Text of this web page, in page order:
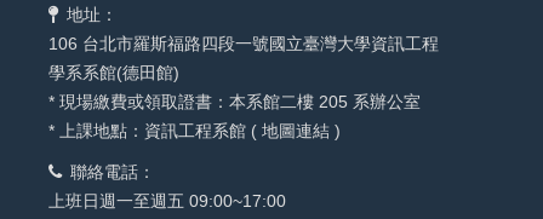
地址：
106 台北市羅斯福路四段一號國立臺灣大學資訊工程
學系系館(德田館)
* 現場繳費或領取證書：本系館二樓 205 系辦公室
* 上課地點：資訊工程系館 ( 地圖連結 )
聯絡電話：
上班日週一至週五 09:00~17:00